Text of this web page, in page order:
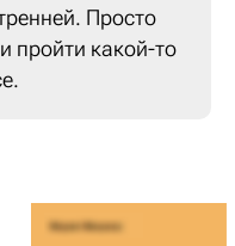
Просто
пройти какой-то